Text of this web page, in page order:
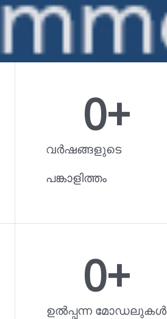
വർഷങ്ങളുടെ
പങ്കാളിത്തം
0+
ഉൽപ്പന്ന മോഡലുകൾ
0+